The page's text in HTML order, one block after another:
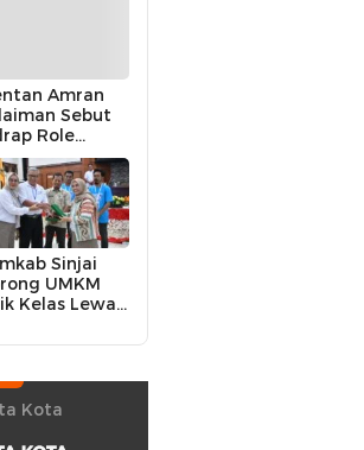
Amran
Sebut
Role
Nasional
Menjaga
Harga
Sinjai
UMKM
Kelas Lewat
Kota